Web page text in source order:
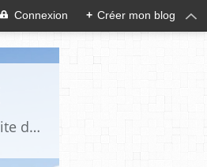
Connexion + Créer mon blog
Makaila.fr est un site d’informations indépendant et d’actualités sur le Tchad, l’Afrique et le Monde. Il traite des sujets variés entre autres: la politique, les droits humains, les libertés, le social, l’économique,la culture etc.